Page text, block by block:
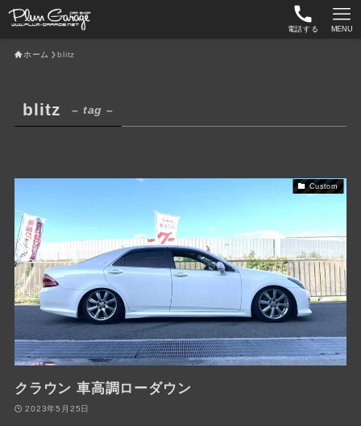
電話する MENU
ホーム blitz
blitz – tag –
Custom
クラウン 車高調ローダウン
2023年5月25日